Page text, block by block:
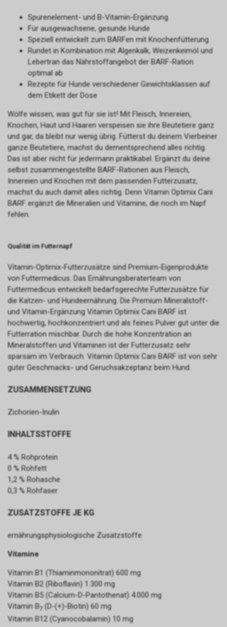
Spurenelement- und B-Vitamin-Ergänzung
Für ausgewachsene, gesunde Hunde
Speziell entwickelt zum BARFen mit Knochenfütterung
Rundet in Kombination mit Algenkalk, Weizenkeimöl und
Lebertran das Nährstoffangebot der BARF-Ration
optimal ab
Rezepte für Hunde verschiedener Gewichtsklassen auf
dem Etikett der Dose
Wölfe wissen, was gut für sie ist! Mit Fleisch, Innereien,
Knochen, Haut und Haaren verspeisen sie ihre Beutetiere ganz
und gar, da bleibt nur wenig übrig. Fütterst du deinem Vierbeiner
ganze Beutetiere, machst du dementsprechend alles richtig.
Das ist aber nicht für jedermann praktikabel. Ergänzt du deine
selbst zusammengestellte BARF-Rationen aus Fleisch,
Innereien und Knochen mit dem passenden Futterzusatz,
machst du auch damit alles richtig. Denn Vitamin Optimix Cani
BARF ergänzt die Mineralien und Vitamine, die noch im Napf
fehlen.
Qualität im Futternapf
Vitamin-Optimix-Futterzusätze sind Premium-Eigenprodukte
von Futtermedicus. Das Ernährungsberaterteam von
Futtermedicus entwickelt bedarfsgerechte Futterzusätze für
die Katzen- und Hundeernährung. Die Premium Mineralstoff-
und Vitamin-Ergänzung Vitamin Optimix Cani BARF ist
hochwertig, hochkonzentriert und als feines Pulver gut unter die
Futterration mischbar. Durch die hohe Konzentration an
Mineralstoffen und Vitaminen ist der Futterzusatz sehr
sparsam im Verbrauch. Vitamin Optimix Cani BARF ist von sehr
guter Geschmacks- und Geruchsakzeptanz beim Hund.
ZUSAMMENSETZUNG
Zichorien-Inulin
INHALTSSTOFFE
4 % Rohprotein
0 % Rohfett
1,2 % Rohasche
0,3 % Rohfaser
ZUSATZSTOFFE JE KG
ernährungsphysiologische Zusatzstoffe
Vitamine
Vitamin B1 (Thiaminmononitrat) 600 mg
Vitamin B2 (Riboflavin) 1.300 mg
Vitamin B5 (Calcium-D-Pantothenat) 4.000 mg
Vitamin B7 (D-(+)-Biotin) 60 mg
Vitamin B12 (Cyanocobalamin) 10 mg